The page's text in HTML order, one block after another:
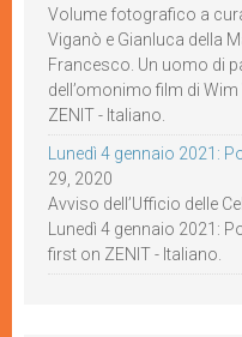
Volume fotografico a
Viganò e Gianluca della
Francesco. Un uomo di
dell’omonimo film di
ZENIT - Italiano.
Lunedì 4 gennaio 2021:
29, 2020
Avviso dell’Ufficio delle
Lunedì 4 gennaio 2021:
first on ZENIT - Italiano.